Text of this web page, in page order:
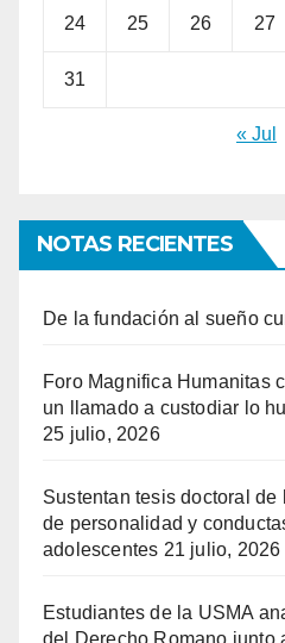
24 25 26 27
31
« Jul
NOTAS RECIENTES
De la fundación al sueño
Foro Magnifica Humanitas
un llamado a custodiar lo
25 julio, 2026
Sustentan tesis doctoral de
de personalidad y
adolescentes 21 julio, 2026
Estudiantes de la USMA
del Derecho Romano junto